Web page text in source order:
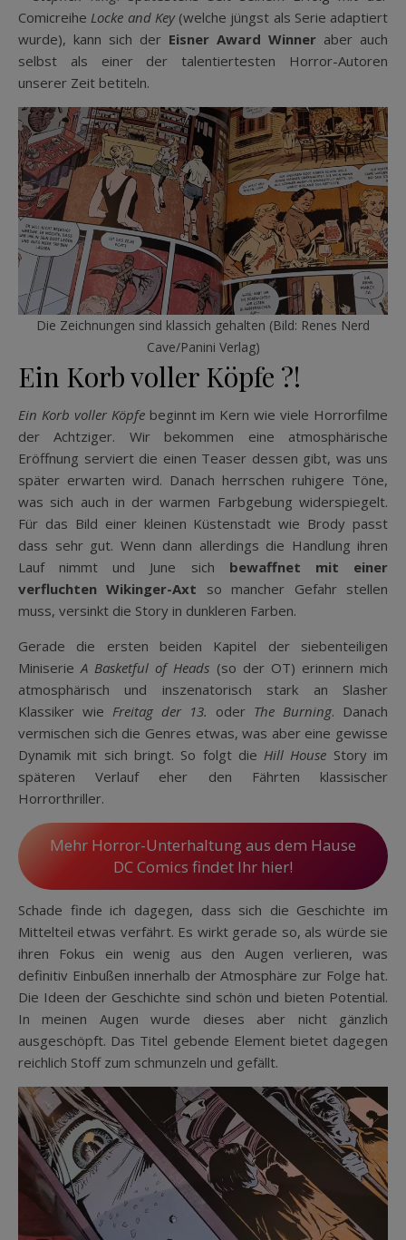
Comicreihe Locke and Key(welche jüngst als Serie adaptiert
wurde), kann sich der Eisner Award Winner aber auch
selbst als einer der talentiertesten Horror-Autoren
unserer Zeit betiteln.
Die Zeichnungen sind klassich gehalten (Bild: Renes Nerd
Cave/Panini Verlag)
Ein Korb voller Köpfe ?!
Ein Korb voller Köpfebeginnt im Kern wie viele Horrorfilme
der Achtziger. Wir bekommen eine atmosphärische
Eröffnung serviert die einen Teaser dessen gibt, was uns
später erwarten wird. Danach herrschen ruhigere Töne,
was sich auch in der warmen Farbgebung widerspiegelt.
Für das Bild einer kleinen Küstenstadt wie Brody passt
dass sehr gut. Wenn dann allerdings die Handlung ihren
Lauf nimmt und June sich bewaffnet mit einer
verfluchten Wikinger-Axt so mancher Gefahr stellen
muss, versinkt die Story in dunkleren Farben.
Gerade die ersten beiden Kapitel der siebenteiligen
MiniserieA Basketful of Heads (so der OT) erinnern mich
atmosphärisch und inszenatorisch stark an Slasher
Klassiker wie Freitag der 13. oder The Burning. Danach
vermischen sich die Genres etwas, was aber eine gewisse
Dynamik mit sich bringt. So folgt die Hill House Story im
späteren Verlauf eher den Fährten klassischer
Horrorthriller.
Mehr Horror-Unterhaltung aus dem Hause
DC Comics findet Ihr hier!
Schade finde ich dagegen, dass sich die Geschichte im
Mittelteil etwas verfährt. Es wirkt gerade so, als würde sie
ihren Fokus ein wenig aus den Augen verlieren, was
definitiv Einbußen innerhalb der Atmosphäre zur Folge hat.
Die Ideen der Geschichte sind schön und bieten Potential.
In meinen Augen wurde dieses aber nicht gänzlich
ausgeschöpft. Das Titel gebende Element bietet dagegen
reichlich Stoff zum schmunzeln und gefällt.